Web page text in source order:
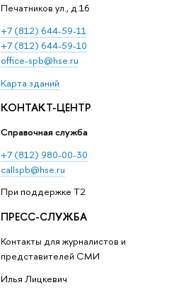
Печатников ул., д.16
+7 (812) 644-59-11
+7 (812) 644-59-10
office-spb@hse.ru
Карта зданий
КОНТАКТ-ЦЕНТР
Справочная служба
+7 (812) 980-00-30
callspb@hse.ru
При поддержке T2
ПРЕСС-СЛУЖБА
Контакты для журналистов и
представителей СМИ
Илья Лицкевич